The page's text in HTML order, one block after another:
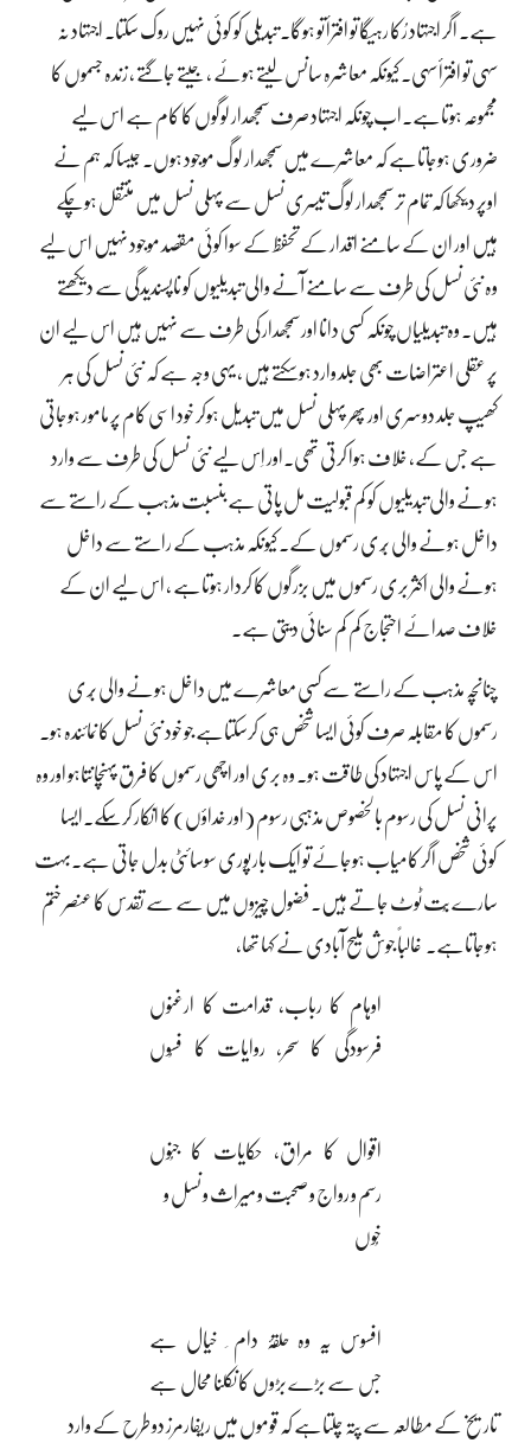
ہے۔ اگر اجتہاد رُکا رہیگا تو افترأ تو ہوگا۔ تبدیلی کو کوئی نہیں روک سکتا۔ اجتہاد نہ
سہی تو افترأ سہی۔ کیونکہ معاشرہ سانس لیتے ہوئے ، جیتے جاگتے ، زندہ جسموں کا
مجموعہ ہوتاہے۔اب چونکہ اجتہاد صرف سمجھدار لوگوں کا کام ہے اس لیے
ضروری ہوجاتاہے کہ معاشرے میں سمجھدار لوگ موجود ہوں۔ جیسا کہ ہم نے
اوپر دیکھا کہ تمام تر سمجھدار لوگ تیسری نسل سے پہلی نسل میں منتقل ہوچکے
ہیں اور ان کے سامنے اقدار کے تحفظ کے سوا کوئی مقصد موجود نہیں اس لیے
وہ نئی نسل کی طرف سے سامنے آنے والی تبدیلیوں کو ناپسندیدگی سے دیکھتے
ہیں۔ وہ تبدیلیاں چونکہ کسی دانا اور سمجھدار کی طرف سے نہیں ہیں اس لیے ان
پر عقلی اعتراضات بھی جلد وارد ہوسکتے ہیں ، یہی وجہ ہے کہ نئی نسل کی ہر
کھیپ جلد دوسری اور پھر پہلی نسل میں تبدیل ہوکر خود اسی کام پر مامور ہوجاتی
ہے جس کے، خلاف ہوا کرتی تھی۔اور اِس لیے نئی نسل کی طرف سے وارد
ہونے والی تبدیلیوں کو کم قبولیت مل پاتی ہے بنسبت مذہب کے راستے سے
داخل ہونے والی بُری رسموں کے۔ کیونکہ مذہب کے راستے سے داخل
ہونے والی اکثر بری رسموں میں بزرگوں کا کردار ہوتاہے ، اس لیے ان کے
خلاف صدائے احتجاج کم کم سنائی دیتی ہے۔
چنانچہ مذہب کے راستے سےکسی معاشرے میں داخل ہونے والی بُری
رسموں کا مقابلہ صرف کوئی ایسا شخص ہی کرسکتاہے جو خود نئی نسل کا نمائندہ ہو۔
اس کے پاس اجتہاد کی طاقت ہو۔ وہ بری اور اچھی رسموں کا فرق پہنچانتاہو اور وہ
پرانی نسل کی رسوم بالخصوص مذہبی رسوم (اور خداؤں) کا انکار کرسکے۔ایسا
کوئی شخص اگر کامیاب ہوجائے تو ایک بار پوری سوسائٹی بدل جاتی ہے۔بہت
سارے بُت ٹوٹ جاتے ہیں۔ فضول چیزوں میں سے سے تقدس کا عنصر ختم
ہوجاتاہے۔ غالباً جوش ملیح آبادی نے کہا تھا،
اوہام کا رباب، قدامت کا ارغنوں
فرسودگی کا سحر، روایات کا فسُوں
اقوال کا مراق، حکایات کا جنُوں
رسم و رواج و صحبت و میراث و نسل و
خُوں
افسوس یہ وہ حلقۂ دام ِ خیال ہے
جس سے بڑے بڑوں کا نکلنا محال ہے
تاریخ کے مطالعہ سے پتہ چلتاہے کہ قوموں میں ریفارمرز دو طرح کے وارد